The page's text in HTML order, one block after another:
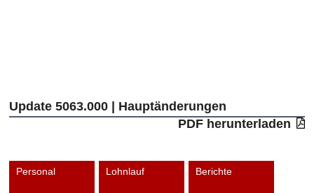
Update 5063.000 | Hauptänderungen
PDF herunterladen
Personal Lohnlauf Berichte